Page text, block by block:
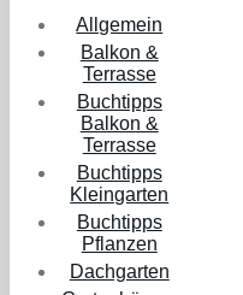
Allgemein
Balkon &
Terrasse
Buchtipps
Balkon &
Terrasse
Buchtipps
Kleingarten
Buchtipps
Pflanzen
Dachgarten